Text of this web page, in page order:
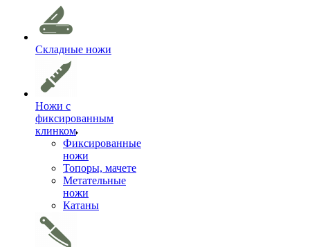
Складные ножи
Ножи с
фиксированным
клинком
Фиксированные
ножи
Топоры, мачете
Метательные
ножи
Катаны